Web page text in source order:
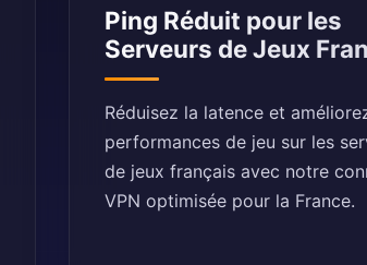
Ping Réduit pour les
Serveurs de Jeux
Réduisez la latence et
performances de jeu sur les
de jeux français avec notre
VPN optimisée pour la France.